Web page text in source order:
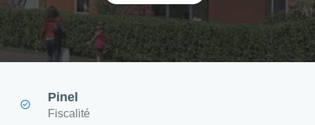
Pinel
Fiscalité